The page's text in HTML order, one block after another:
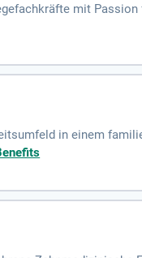
mit Passion
Genieße
verantwortungsvollen
in einem